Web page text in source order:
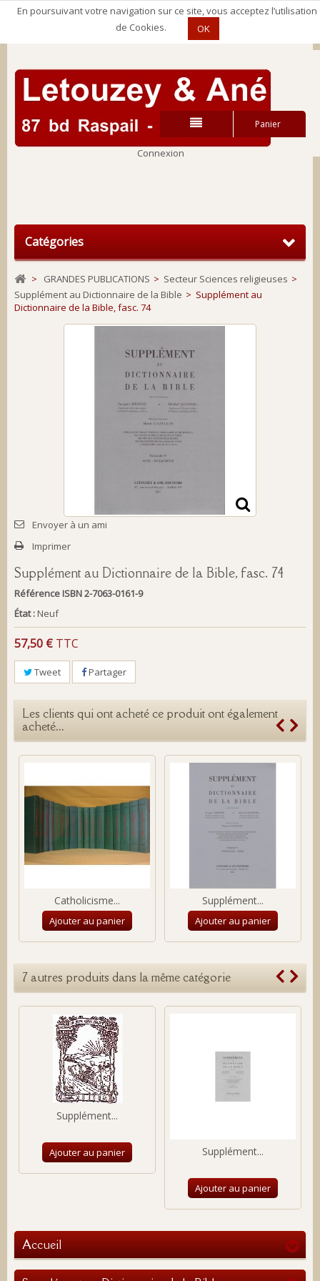
Connexion
Panier
Catégories
Connexion
> GRANDES PUBLICATIONS > Secteur Sciences religieuses >
Supplément au Dictionnaire de la Bible > Supplément au
Dictionnaire de la Bible, fasc. 74
Envoyer à un ami
Imprimer
Supplément au Dictionnaire de la Bible, fasc. 74
Référence ISBN 2-7063-0161-9
État : Neuf
57,50 € TTC
Tweet Partager
Les clients qui ont acheté ce produit ont également
acheté...
Catholicisme...
Ajouter au panier
Supplément...
Ajouter au panier
7 autres produits dans la même catégorie
Supplément...
Ajouter au panier Supplément...
Ajouter au panier
Accueil
En poursuivant votre navigation sur ce site, vous acceptez l’utilisation
de Cookies.
OK